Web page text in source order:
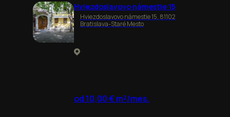
Hviezdoslavovo námestie 15
Hviezdoslavovo námestie 15, 81102
Bratislava-Staré Mesto
od 10,00 € m²/mes.